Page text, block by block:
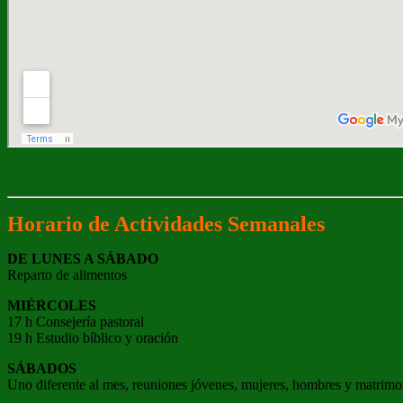
Horario de Actividades Semanales
DE LUNES A SÁBADO
Reparto de alimentos
MIÉRCOLES
17 h Consejería pastoral
19 h Estudio bíblico y oración
SÁBADOS
Uno diferente al mes, reuniones jóvenes, mujeres, hombres y